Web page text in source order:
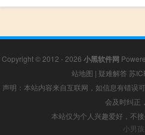
Copyright © 2012 - 2026 小黑软件网
站地图 | 疑难解答 苏
声明：本站内容来自互联网，如信息有错误
会及时纠正
本站仅为个人兴趣爱好，不
小男孩